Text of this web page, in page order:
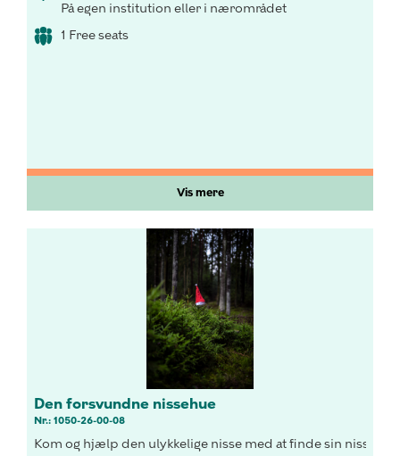
På egen institution eller i nærområdet
1 Free seats
Vis mere
Den forsvundne nissehue
Nr.: 1050-26-00-08
Kom og hjælp den ulykkelige nisse med at finde sin nissehue